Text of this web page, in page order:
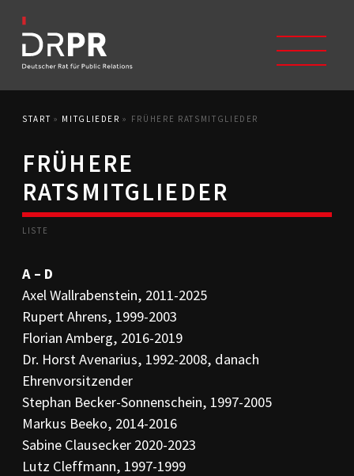
START
ÜBER UNS
Selbstverständnis
Trägerverein
KODIZES
Kommunikationskodex
DRPR-Richtlinien
PR-Kodizes
Kodizes öfft. Kommunikation
Anleitung zur Beschwerde
Beschwerdeformular
Beschwerdeordnung
START » MITGLIEDER » FRÜHERE RATSMITGLIEDER
FRÜHERE
RATSMITGLIEDER
LISTE
A – D
Axel Wallrabenstein, 2011-2025
Rupert Ahrens, 1999-2003
Florian Amberg, 2016-2019
Dr. Horst Avenarius, 1992-2008, danach
Ehrenvorsitzender
Stephan Becker-Sonnenschein, 1997-2005
Markus Beeko, 2014-2016
Sabine Clausecker 2020-2023
Lutz Cleffmann, 1997-1999